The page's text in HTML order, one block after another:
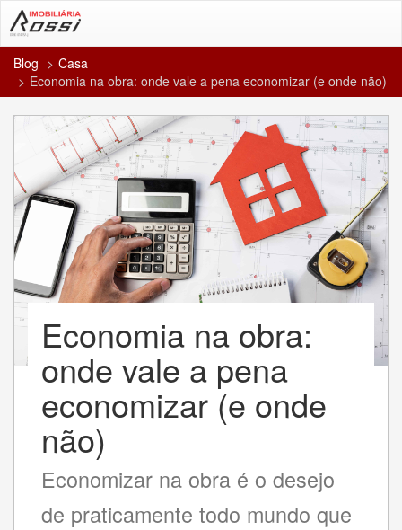
Blog
Casa
Economia na obra: onde vale a pena economizar (e onde não)
Economia na obra:
onde vale a pena
economizar (e onde
não)
Economizar na obra é o desejo
de praticamente todo mundo que